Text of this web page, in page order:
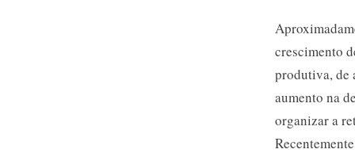
crescimento
produtiva, de
aumento na
organizar a